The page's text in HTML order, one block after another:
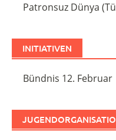
Patronsuz Dünya
INITIATIVEN
Bündnis 12. Februar